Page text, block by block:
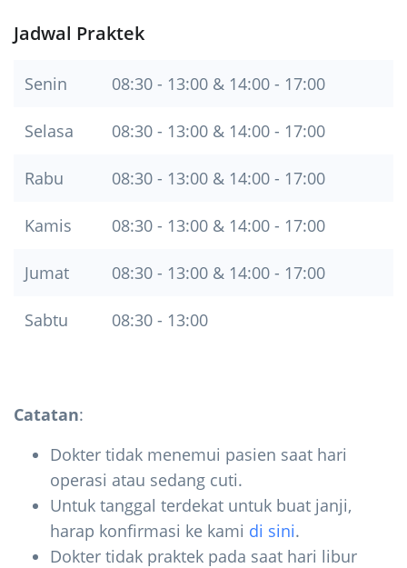
Jadwal Praktek
Senin 08:30 - 13:00 & 14:00 - 17:00
Selasa 08:30 - 13:00 & 14:00 - 17:00
Rabu 08:30 - 13:00 & 14:00 - 17:00
Kamis 08:30 - 13:00 & 14:00 - 17:00
Jumat 08:30 - 13:00 & 14:00 - 17:00
Sabtu 08:30 - 13:00
Catatan:
Dokter tidak menemui pasien saat hari
operasi atau sedang cuti.
Untuk tanggal terdekat untuk buat janji,
harap konfirmasi ke kami di sini.
Dokter tidak praktek pada saat hari libur